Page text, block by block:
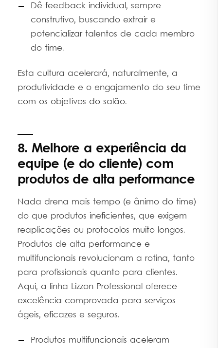
Dê feedback individual, sempre
construtivo, buscando extrair e
potencializar talentos de cada membro
do time.
Esta cultura acelerará, naturalmente, a
produtividade e o engajamento do seu time
com os objetivos do salão.
8. Melhore a experiência da
equipe (e do cliente) com
produtos de alta performance
Nada drena mais tempo (e ânimo do time)
do que produtos ineficientes, que exigem
reaplicações ou protocolos muito longos.
Produtos de alta performance e
multifuncionais revolucionam a rotina, tanto
para profissionais quanto para clientes.
Aqui, a linha Lizzon Professional oferece
excelência comprovada para serviços
ágeis, eficazes e seguros.
Produtos multifuncionais aceleram